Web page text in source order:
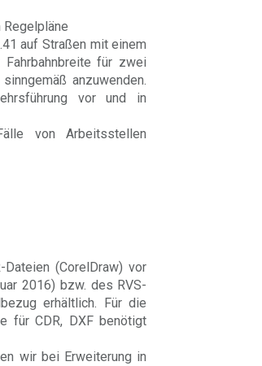
Regelpläne
auf Straßen mit einem
für zwei
anzuwenden.
vor und in
von Arbeitsstellen
(CorelDraw) vor
2016) bzw. des RVS-
erhältlich. Für die
für CDR, DXF benötigt
wir bei Erweiterung in